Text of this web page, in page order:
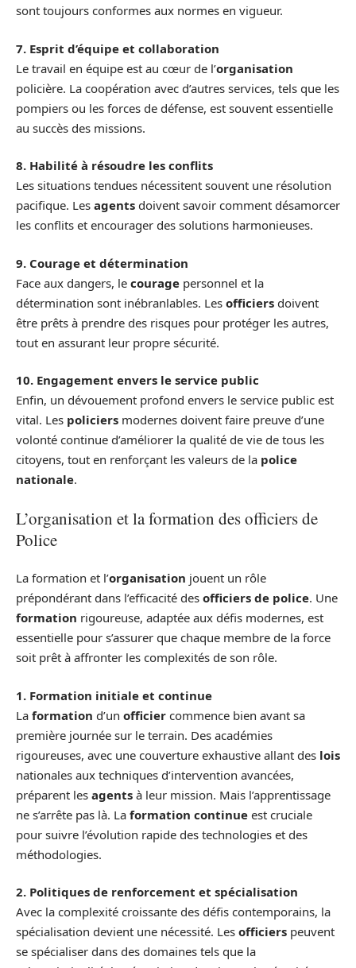
sont toujours conformes aux normes en vigueur.
7. Esprit d’équipe et collaboration
Le travail en équipe est au cœur de l’organisation
policière. La coopération avec d’autres services, tels que les
pompiers ou les forces de défense, est souvent essentielle
au succès des missions.
8. Habilité à résoudre les conflits
Les situations tendues nécessitent souvent une résolution
pacifique. Les agents doivent savoir comment désamorcer
les conflits et encourager des solutions harmonieuses.
9. Courage et détermination
Face aux dangers, le courage personnel et la
détermination sont inébranlables. Les officiers doivent
être prêts à prendre des risques pour protéger les autres,
tout en assurant leur propre sécurité.
10. Engagement envers le service public
Enfin, un dévouement profond envers le service public est
vital. Les policiers modernes doivent faire preuve d’une
volonté continue d’améliorer la qualité de vie de tous les
citoyens, tout en renforçant les valeurs de la police
nationale.
L’organisation et la formation des officiers de
Police
La formation et l’organisation jouent un rôle
prépondérant dans l’efficacité des officiers de police. Une
formation rigoureuse, adaptée aux défis modernes, est
essentielle pour s’assurer que chaque membre de la force
soit prêt à affronter les complexités de son rôle.
1. Formation initiale et continue
La formation d’un officier commence bien avant sa
première journée sur le terrain. Des académies
rigoureuses, avec une couverture exhaustive allant des lois
nationales aux techniques d’intervention avancées,
préparent les agents à leur mission. Mais l’apprentissage
ne s’arrête pas là. La formation continue est cruciale
pour suivre l’évolution rapide des technologies et des
méthodologies.
2. Politiques de renforcement et spécialisation
Avec la complexité croissante des défis contemporains, la
spécialisation devient une nécessité. Les officiers peuvent
se spécialiser dans des domaines tels que la